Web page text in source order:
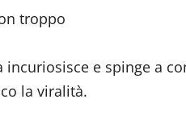
troppo
incuriosisce e spinge a
la viralità.